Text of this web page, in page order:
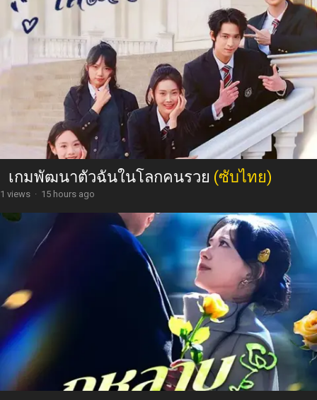
เกมพัฒนาตัวฉันในโลกคนรวย (ซับไทย)
1 views · 15 hours ago